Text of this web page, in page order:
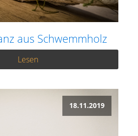
aus Schwemmholz
Lesen
18.11.2019